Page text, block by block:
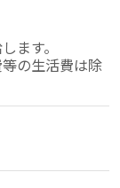
ます。
の生活費は除